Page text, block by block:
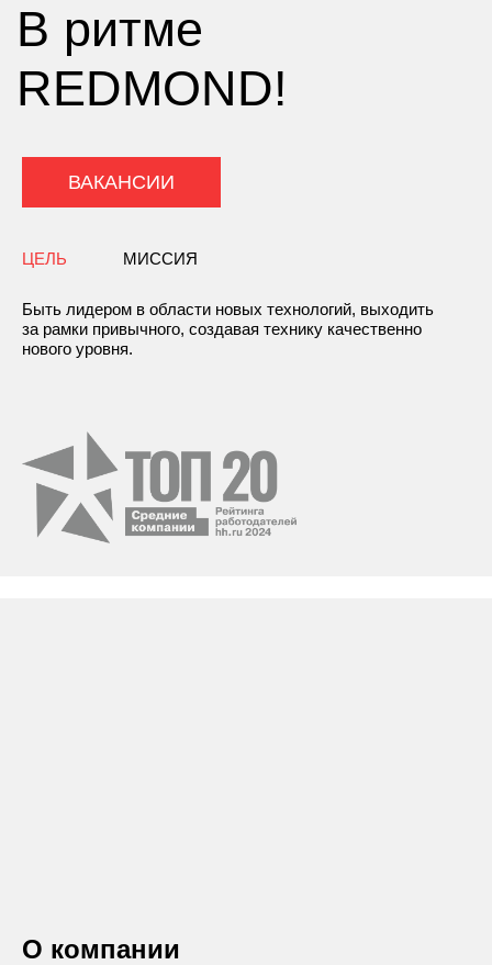
В ритме
REDMOND!
ВАКАНСИИ
ЦЕЛЬ МИССИЯ
Быть лидером в области новых технологий, выходить
за рамки привычного, создавая технику качественно
нового уровня.
О компании